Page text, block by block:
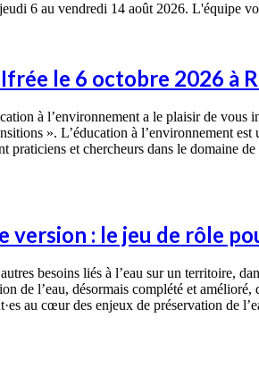
6 au vendredi 14 août 2026. L'équipe
le 6 octobre 2026 à
à l’environnement a le plaisir de
». L’éducation à l’environnement
praticiens et chercheurs dans le domaine
version : le jeu de rôle
besoins liés à l’eau sur un territoire,
de l’eau, désormais complété et
au cœur des enjeux de préservation de